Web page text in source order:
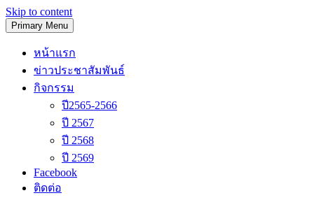
Skip to content
Primary Menu
หน้าแรก
ข่าวประชาสัมพันธ์
กิจกรรม
ปี2565-2566
ปี 2567
ปี 2568
ปี 2569
Facebook
ติดต่อ